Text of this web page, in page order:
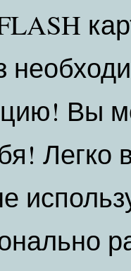
Вы
Легко